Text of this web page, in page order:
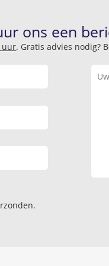
ons een
uur. Gratis advies nodig?